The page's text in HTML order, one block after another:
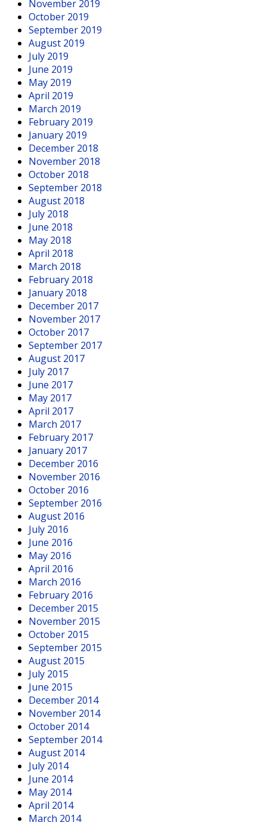
November 2019
October 2019
September 2019
August 2019
July 2019
June 2019
May 2019
April 2019
March 2019
February 2019
January 2019
December 2018
November 2018
October 2018
September 2018
August 2018
July 2018
June 2018
May 2018
April 2018
March 2018
February 2018
January 2018
December 2017
November 2017
October 2017
September 2017
August 2017
July 2017
June 2017
May 2017
April 2017
March 2017
February 2017
January 2017
December 2016
November 2016
October 2016
September 2016
August 2016
July 2016
June 2016
May 2016
April 2016
March 2016
February 2016
December 2015
November 2015
October 2015
September 2015
August 2015
July 2015
June 2015
December 2014
November 2014
October 2014
September 2014
August 2014
July 2014
June 2014
May 2014
April 2014
March 2014